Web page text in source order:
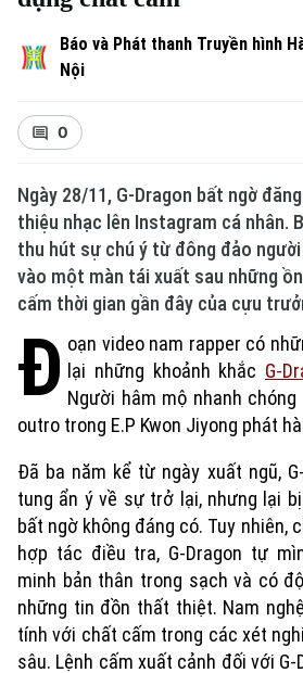
Xu hướng
Báo và Phát thanh Truyền hình
Nội
0
Ngày 28/11, G-Dragon bất ngờ
thiệu nhạc lên Instagram cá nhân.
thu hút sự chú ý từ đông đảo
vào một màn tái xuất sau những
cấm thời gian gần đây của cựu
Đ oạn video nam rapper có
lại những khoảnh khắc G-
Người hâm mộ nhanh
outro trong E.P Kwon Jiyong phát
Đã ba năm kể từ ngày xuất ngũ,
tung ẩn ý về sự trở lại, nhưng lại
bất ngờ không đáng có. Tuy nhiên,
hợp tác điều tra, G-Dragon tự
minh bản thân trong sạch và có
những tin đồn thất thiệt. Nam
tính với chất cấm trong các xét
sâu. Lệnh cấm xuất cảnh đối với